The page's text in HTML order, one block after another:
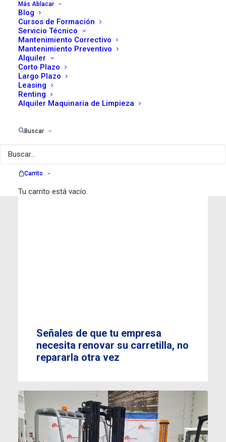
Más Ablacar
Blog
Cursos de Formación
Servicio Técnico
Mantenimiento Correctivo
Mantenimiento Preventivo
Alquiler
Corto Plazo
Largo Plazo
Leasing
Renting
Alquiler Maquinaria de Limpieza
Buscar
Carrito
Tu carrito está vacío.
Cómo calcular el coste real de
Señales de que tu empresa
necesita renovar su carretilla, no
repararla otra vez